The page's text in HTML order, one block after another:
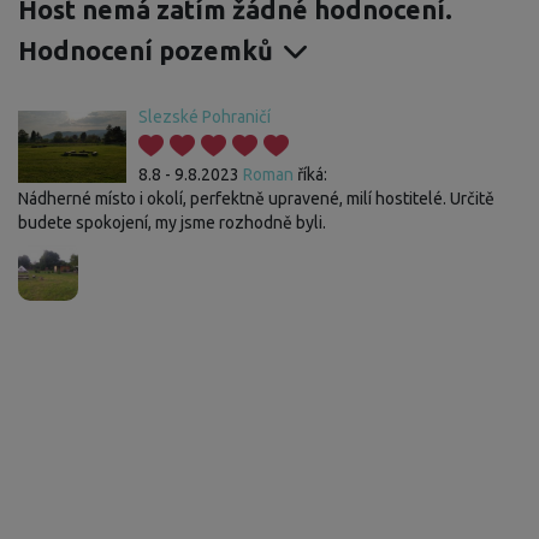
Host nemá zatím žádné hodnocení.
Hodnocení pozemků
Slezské Pohraničí
8.8 - 9.8.2023 Roman říká:
Nádherné místo i okolí, perfektně upravené, milí hostitelé. Určitě
budete spokojení, my jsme rozhodně byli.